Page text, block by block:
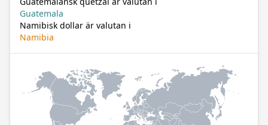
Guatemala
Namibisk dollar är valutan i
Namibia